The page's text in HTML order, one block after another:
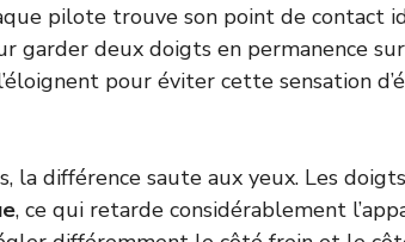
pilote trouve son point de contact
garder deux doigts en permanence
pour éviter cette sensation
la différence saute aux yeux. Les
, ce qui retarde considérablement